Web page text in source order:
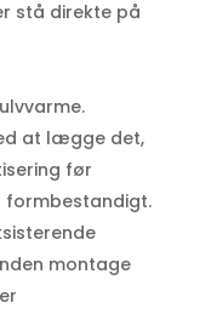
stå direkte på
at lægge det,
før
formbestandigt.
montage